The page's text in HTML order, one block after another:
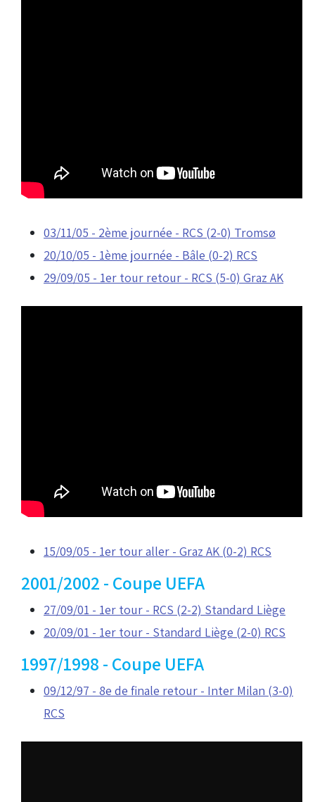
03/11/05 - 2ème journée - RCS (2-0) Tromsø
20/10/05 - 1ème journée - Bâle (0-2) RCS
29/09/05 - 1er tour retour - RCS (5-0) Graz AK
15/09/05 - 1er tour aller - Graz AK (0-2) RCS
2001/2002 - Coupe UEFA
27/09/01 - 1er tour - RCS (2-2) Standard Liège
20/09/01 - 1er tour - Standard Liège (2-0) RCS
1997/1998 - Coupe UEFA
09/12/97 - 8e de finale retour - Inter Milan (3-0)
RCS